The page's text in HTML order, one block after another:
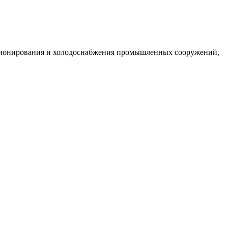
и холодоснабжения промышленных сооружений,